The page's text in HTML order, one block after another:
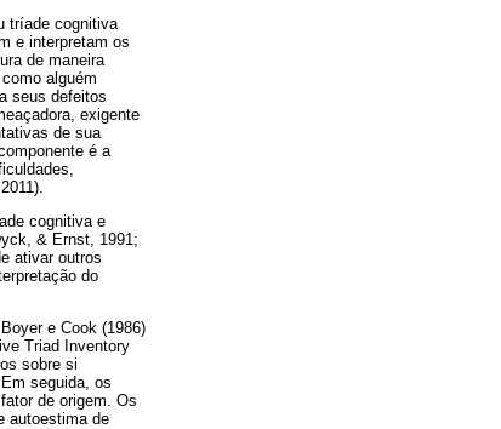
tríade cognitiva
e interpretam os
de maneira
alguém
seus defeitos
exigente
de sua
é a
cognitiva e
& Ernst, 1991;
ativar outros
do
e Cook (1986)
Triad Inventory
sobre si
seguida, os
de origem. Os
autoestima de